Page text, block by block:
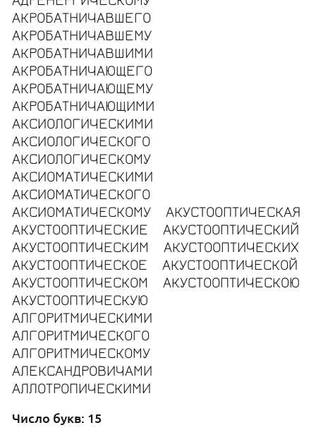
АКРОБАТНИЧАВШЕГО
АКРОБАТНИЧАВШЕМУ
АКРОБАТНИЧАВШИМИ
АКРОБАТНИЧАЮЩЕГО
АКРОБАТНИЧАЮЩЕМУ
АКРОБАТНИЧАЮЩИМИ
АКСИОЛОГИЧЕСКИМИ
АКСИОЛОГИЧЕСКОГО
АКСИОЛОГИЧЕСКОМУ
АКСИОМАТИЧЕСКИМИ
АКСИОМАТИЧЕСКОГО
АКСИОМАТИЧЕСКОМУ
АКУСТООПТИЧЕСКАЯ
АКУСТООПТИЧЕСКИЕ
АКУСТООПТИЧЕСКИЙ
АКУСТООПТИЧЕСКИМ
АКУСТООПТИЧЕСКИХ
АКУСТООПТИЧЕСКОЕ
АКУСТООПТИЧЕСКОЙ
АКУСТООПТИЧЕСКОМ
АКУСТООПТИЧЕСКОЮ
АКУСТООПТИЧЕСКУЮ
АЛГОРИТМИЧЕСКИМИ
АЛГОРИТМИЧЕСКОГО
АЛГОРИТМИЧЕСКОМУ
АЛЕКСАНДРОВИЧАМИ
АЛЛОТРОПИЧЕСКИМИ
Число букв: 15